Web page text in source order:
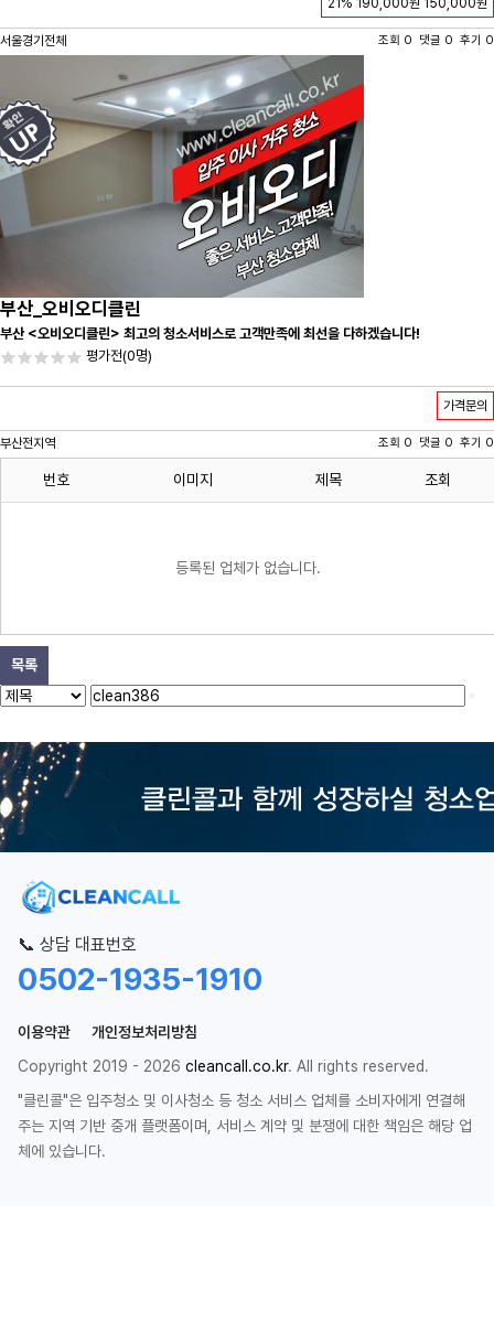
21% 190,000원 150,000원
서울경기전체 조회 0 댓글 0 후기 0
부산_오비오디클린
부산 <오비오디클린> 최고의 청소서비스로 고객만족에 최선을 다하겠습니다!
평가전(0명)
가격문의
부산전지역 조회 0 댓글 0 후기 0
번호 이미지 제목 조회
등록된 업체가 없습니다.
목록
📞 상담 대표번호
0502-1935-1910
이용약관
개인정보처리방침
Copyright 2019 - 2026 cleancall.co.kr. All rights reserved.
"클린콜"은 입주청소 및 이사청소 등 청소 서비스 업체를 소비자에게 연결해
주는 지역 기반 중개 플랫폼이며, 서비스 계약 및 분쟁에 대한 책임은 해당 업
체에 있습니다.